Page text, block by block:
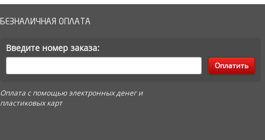
БЕЗНАЛИЧНАЯ ОПЛАТА
Введите номер заказа:
Оплатить
Оплата с помощью электронных денег и
пластиковых карт